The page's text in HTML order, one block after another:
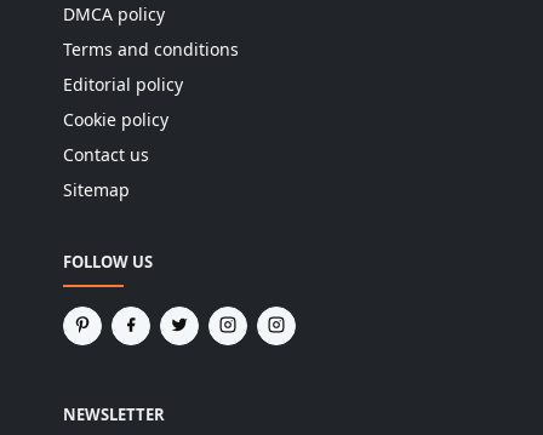
DMCA policy
Terms and conditions
Editorial policy
Cookie policy
Contact us
Sitemap
FOLLOW US
NEWSLETTER